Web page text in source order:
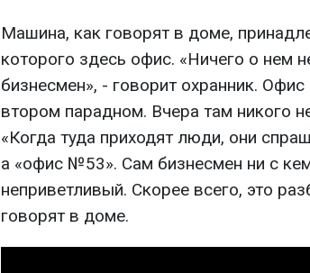
Машина, как говорят в доме,
которого здесь офис. «Ничего о нем
бизнесмен», - говорит охранник.
втором парадном. Вчера там никого
«Когда туда приходят люди, они
а «офис №53». Сам бизнесмен ни с
неприветливый. Скорее всего, это
говорят в доме.